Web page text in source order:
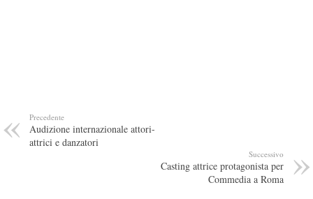
Precedente
Audizione internazionale attori-
attrici e danzatori
Successivo
Casting attrice protagonista per
Commedia a Roma